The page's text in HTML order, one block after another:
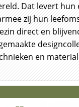
Dat levert hun
zij hun
direct en
en